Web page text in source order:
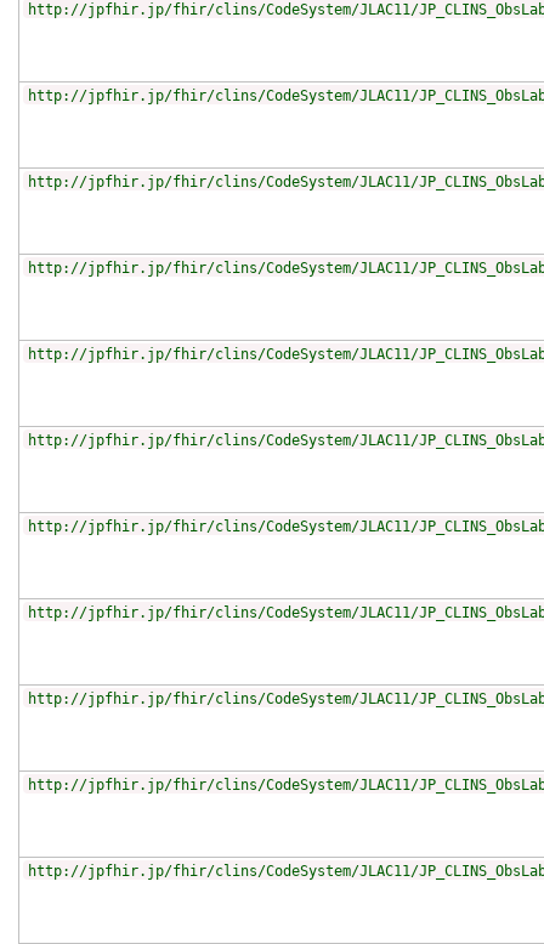
http://jpfhir.jp/fhir/clins/CodeSystem/JLAC11/
http://jpfhir.jp/fhir/clins/CodeSystem/JLAC11/
http://jpfhir.jp/fhir/clins/CodeSystem/JLAC11/
http://jpfhir.jp/fhir/clins/CodeSystem/JLAC11/
http://jpfhir.jp/fhir/clins/CodeSystem/JLAC11/
http://jpfhir.jp/fhir/clins/CodeSystem/JLAC11/
http://jpfhir.jp/fhir/clins/CodeSystem/JLAC11/
http://jpfhir.jp/fhir/clins/CodeSystem/JLAC11/
http://jpfhir.jp/fhir/clins/CodeSystem/JLAC11/
http://jpfhir.jp/fhir/clins/CodeSystem/JLAC11/
http://jpfhir.jp/fhir/clins/CodeSystem/JLAC11/